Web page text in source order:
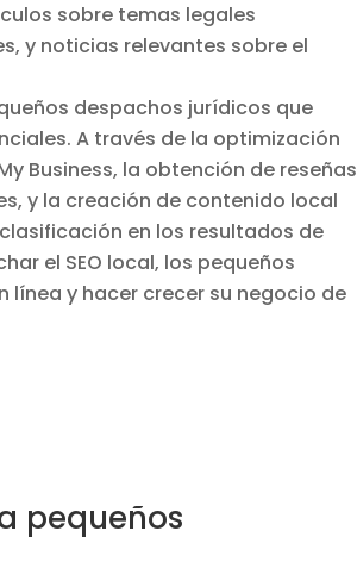
sobre temas legales
y noticias relevantes sobre el
despachos jurídicos que
A través de la optimización
Business, la obtención de reseñas
y la creación de contenido local
en los resultados de
el SEO local, los pequeños
y hacer crecer su negocio de
pequeños